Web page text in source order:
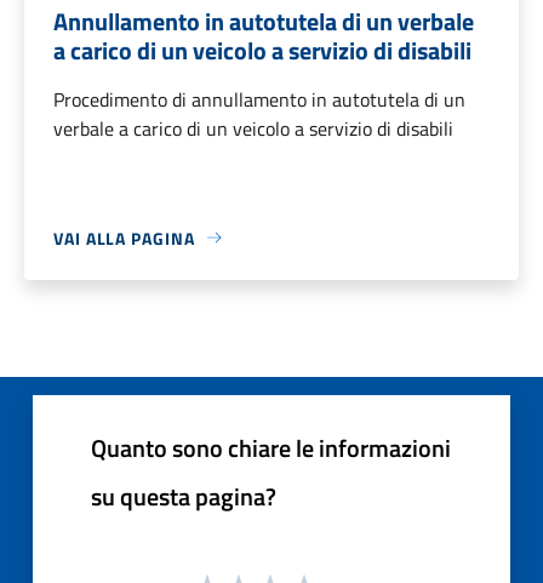
Annullamento in autotutela di un verbale
a carico di un veicolo a servizio di disabili
Procedimento di annullamento in autotutela di un
verbale a carico di un veicolo a servizio di disabili
VAI ALLA PAGINA
Quanto sono chiare le informazioni
su questa pagina?